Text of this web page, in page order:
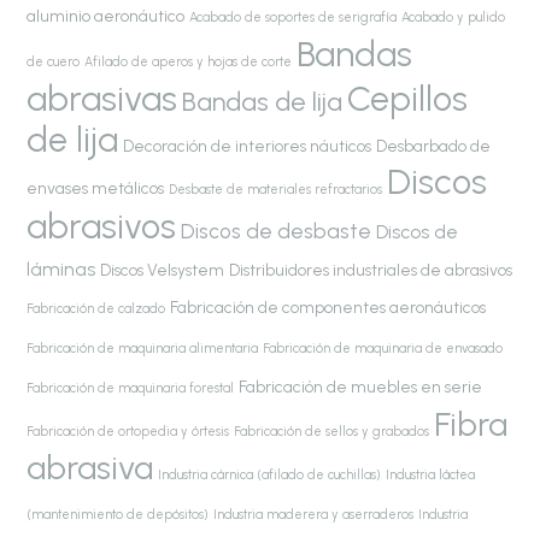
aluminio aeronáutico Acabado de soportes de serigrafía Acabado y pulido
de cuero Afilado de aperos y hojas de corte Bandas
abrasivas Bandas de lija Cepillos
de lija Decoración de interiores náuticos Desbarbado de
envases metálicos Desbaste de materiales refractarios Discos
abrasivos Discos de desbaste Discos de
láminas Discos Velsystem Distribuidores industriales de abrasivos
Fabricación de calzado Fabricación de componentes aeronáuticos
Fabricación de maquinaria alimentaria Fabricación de maquinaria de envasado
Fabricación de maquinaria forestal Fabricación de muebles en serie
Fabricación de ortopedia y órtesis Fabricación de sellos y grabados Fibra
abrasiva Industria cárnica (afilado de cuchillas) Industria láctea
(mantenimiento de depósitos) Industria maderera y aserraderos Industria